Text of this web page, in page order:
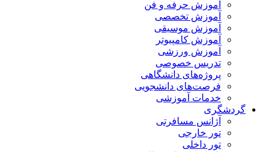
آموزش حرفه و فن
آموزش تخصصی
آموزش موسیقی
آموزش کامپیوتر
آموزش ورزشی
تدریس خصوصی
پروژه‌های دانشگاهی
فرصت‌های دانشجویی
خدمات آموزشی
گردشگری
آژانس مسافرتی
تور خارجی
تور داخلی